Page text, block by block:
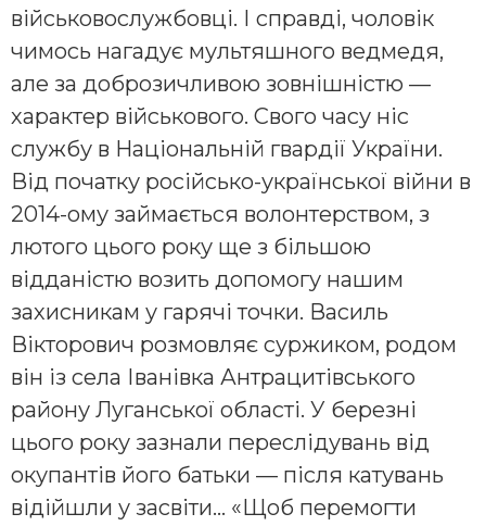
військовослужбовці. І справді, чоловік
чимось нагадує мультяшного ведмедя,
але за доброзичливою зовнішністю —
характер військового. Свого часу ніс
службу в Національній гвардії України.
Від початку російсько-української війни в
2014-ому займається волонтерством, з
лютого цього року ще з більшою
відданістю возить допомогу нашим
захисникам у гарячі точки. Василь
Вікторович розмовляє суржиком, родом
він із села Іванівка Антрацитівського
району Луганської області. У березні
цього року зазнали переслідувань від
окупантів його батьки — після катувань
відійшли у засвіти… «Щоб перемогти